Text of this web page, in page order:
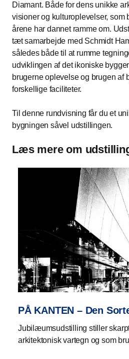
Diamant. Både for dens unikke
visioner og kulturoplevelser, som
årene har dannet ramme om.
tæt samarbejde med Schmidt
således både til at rumme
udviklingen af det ikoniske
brugerne oplevelse og brugen af
forskellige faciliteter.
Til denne rundvisning får du et
bygningen såvel udstillingen.
Læs mere om
PÅ KANTEN – Den
Jubilæumsudstilling stiller
arkitektonisk vartegn og som